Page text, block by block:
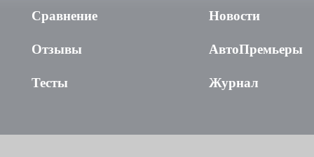
Сравнение
Отзывы
Тесты
Новости
АвтоПремьеры
Журнал